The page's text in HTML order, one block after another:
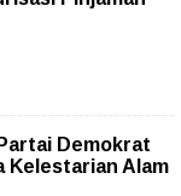
Demokrat
Kelestarian Alam